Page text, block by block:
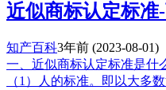
近似商标认定标
知产百科3年前 (2023-08-01)
一、近似商标认定标准是什
（1）人的标准。即以大多